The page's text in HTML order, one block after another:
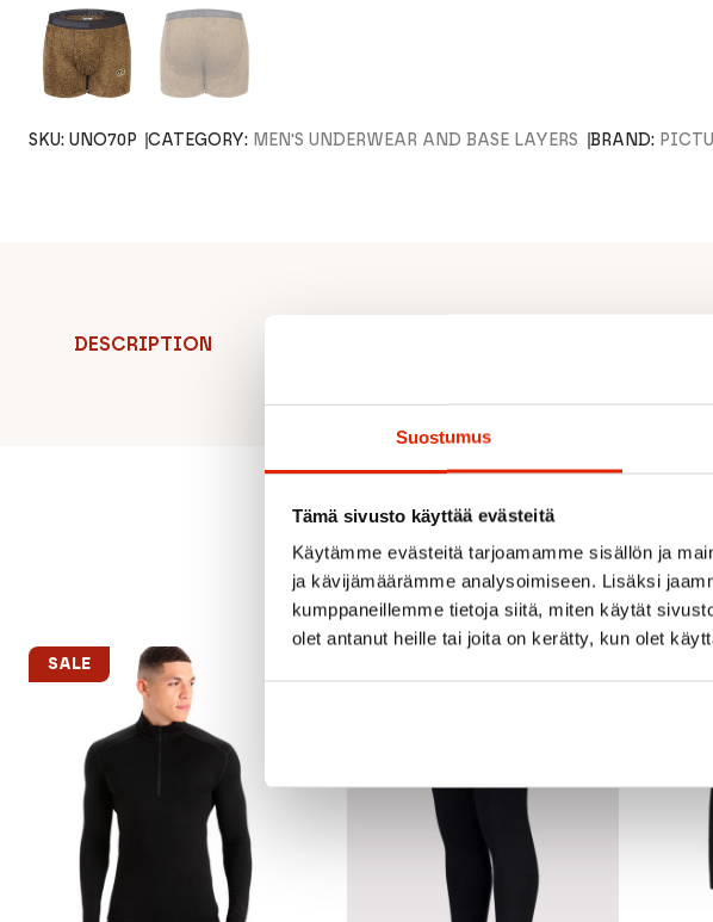
Suostumus
Tämä sivusto käyttää evästeitä
Käytämme evästeitä tarjoamamme sisällön ja
ja kävijämäärämme analysoimiseen. Lisäksi
kumppaneillemme tietoja siitä, miten käytät
olet antanut heille tai joita on kerätty, kun olet
SKU: UNO70P CATEGORY: MEN'S UNDERWEAR AND BASE LAYERS BRAND:
DESCRIPTION
SALE